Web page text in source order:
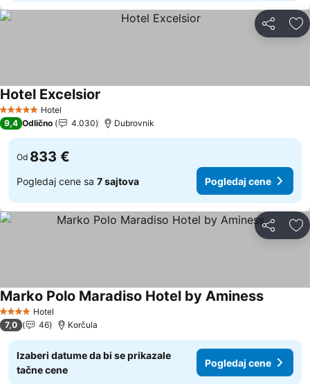
Deli
5 ZvezdiceHotel
Hotel Excelsior
9,4 Odlično 4.030 Dubrovnik
Od 833 €
Pogledaj cene sa 7 sajtova Pogledaj cene
Deli
4 ZvezdiceHotel
Marko Polo Maradiso Hotel by Aminess
7,0 46 Korčula
Izaberi datume da bi se prikazale
tačne cene
Pogledaj cene